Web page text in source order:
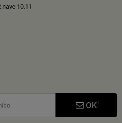
10.11
OK